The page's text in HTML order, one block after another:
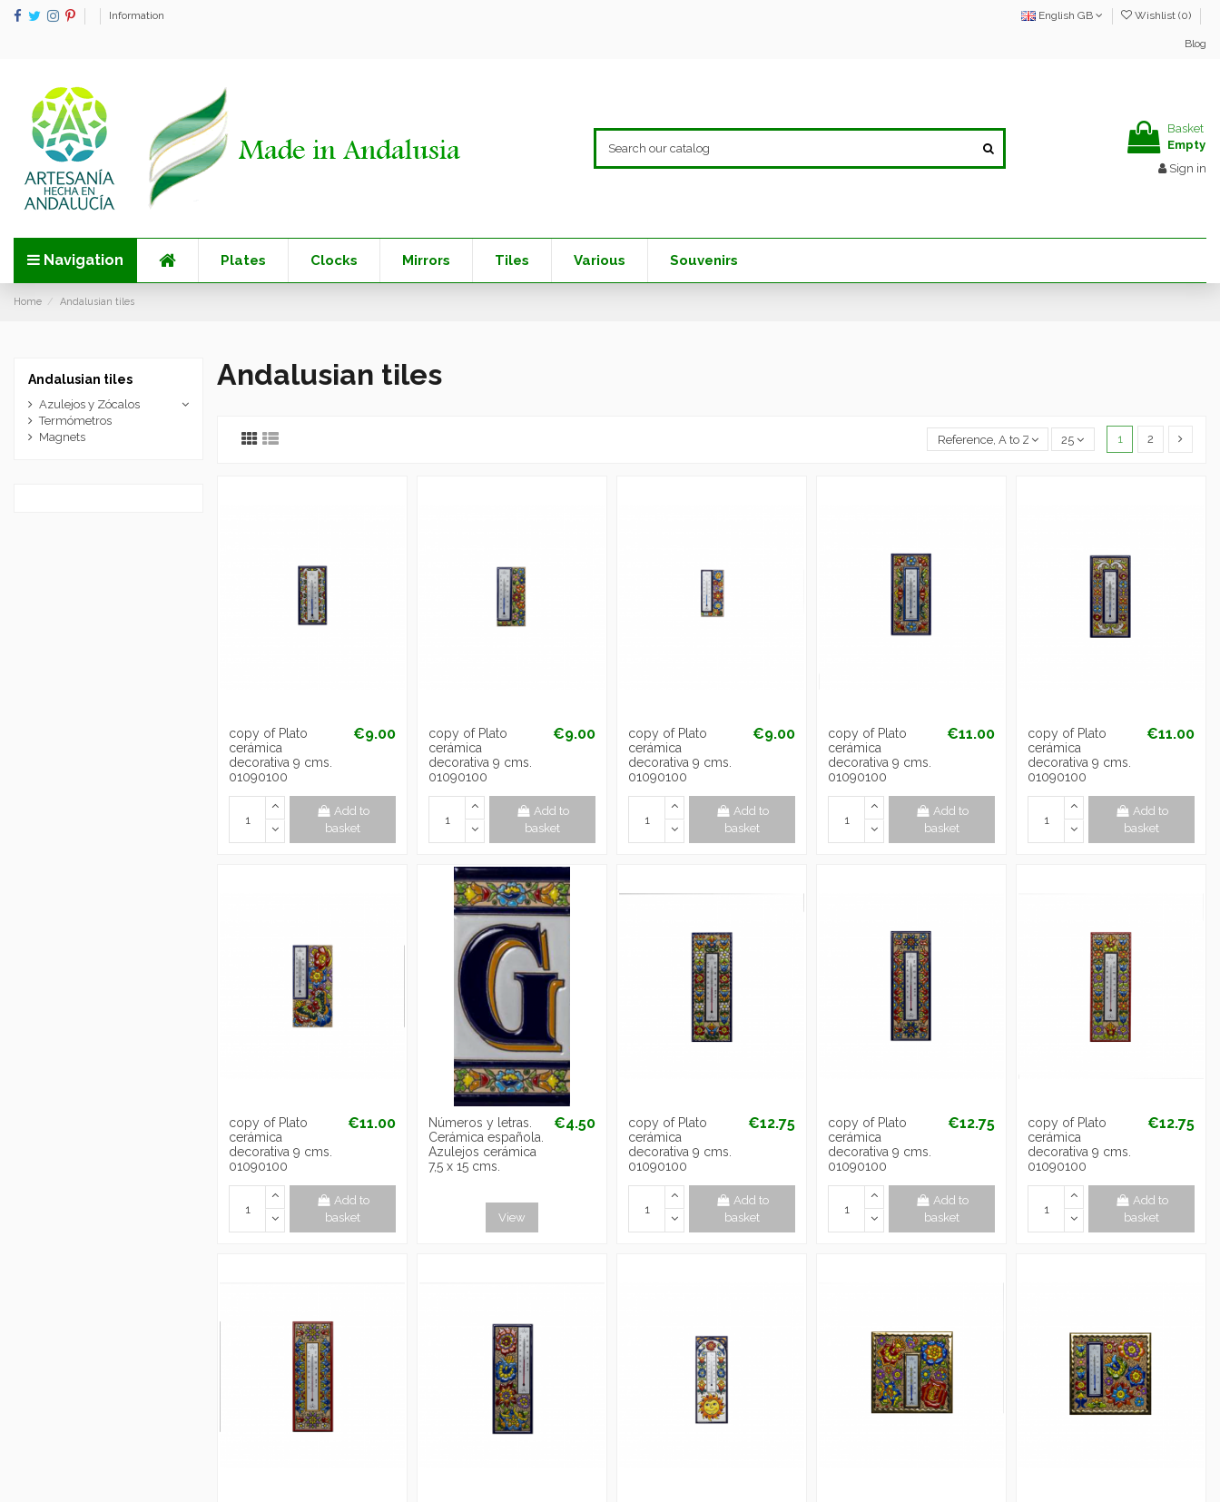
Information English GB Wishlist (0)
Blog
Basket
Empty
Sign in
Navigation Plates Clocks Mirrors Tiles Various Souvenirs
Home Andalusian tiles
Andalusian tiles
Reference, A to Z 25 1 2
copy of Plato
cerámica
decorativa 9 cms.
01090100
€9.00
Add to
basket
copy of Plato
cerámica
decorativa 9 cms.
01090100
€9.00
Add to
basket
copy of Plato
cerámica
decorativa 9 cms.
01090100
€9.00
Add to
basket
copy of Plato
cerámica
decorativa 9 cms.
01090100
€11.00
Add to
basket
copy of Plato
cerámica
decorativa 9 cms.
01090100
€11.00
Add to
basket
copy of Plato
cerámica
decorativa 9 cms.
01090100
€11.00
Add to
basket
Números y letras.
Cerámica española.
Azulejos cerámica
7,5 x 15 cms.
€4.50
View
copy of Plato
cerámica
decorativa 9 cms.
01090100
€12.75
Add to
basket
copy of Plato
cerámica
decorativa 9 cms.
01090100
€12.75
Add to
basket
copy of Plato
cerámica
decorativa 9 cms.
01090100
€12.75
Add to
basket
Andalusian tiles
Azulejos y Zócalos
Termómetros
Magnets